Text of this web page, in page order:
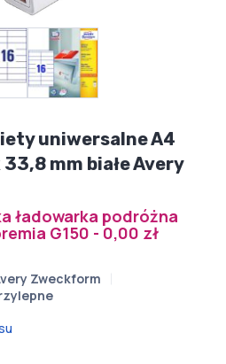
uniwersalne A4
mm białe Avery
ładowarka podróżna
G150 - 0,00 zł
Zweckform